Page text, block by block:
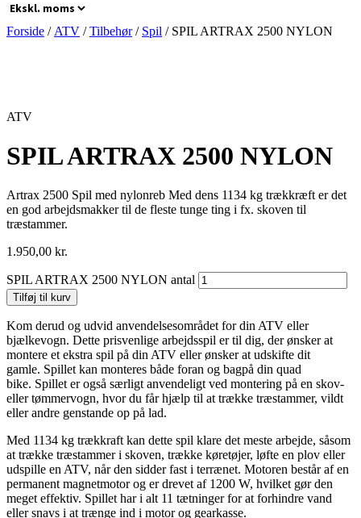
Forside / ATV /Tilbehør/ Spil / SPIL ARTRAX 2500 NYLON
ATV
SPIL ARTRAX 2500 NYLON
Artrax 2500 Spil med nylonreb Med dens 1134 kg trækkræft er det
en god arbejdsmakker til de fleste tunge ting i fx. skoven til
træstammer.
1.950,00 kr.
SPIL ARTRAX 2500 NYLON antal
Tilføj til kurv
Kom derud og udvid anvendelsesområdet for din ATV eller
bjælkevogn. Dette prisvenlige arbejdsspil er til dig, der ønsker at
montere et ekstra spil på din ATV eller ønsker at udskifte dit
gamle. Spillet kan monteres både foran og bagpå din quad
bike. Spillet er også særligt anvendeligt ved montering på en skov-
eller tømmervogn, hvor du får hjælp til at trække træstammer, vildt
eller andre genstande op på lad.
Med 1134 kg trækkraft kan dette spil klare det meste arbejde, såsom
at trække træstammer i skoven, trække køretøjer, løfte en plov eller
udspille en ATV, når den sidder fast i terrænet. Motoren består af en
permanent magnetmotor og er drevet af 1200 W, hvilket gør den
meget effektiv. Spillet har i alt 11 tætninger for at forhindre vand
eller snavs i at trænge ind i motor og gearkasse.